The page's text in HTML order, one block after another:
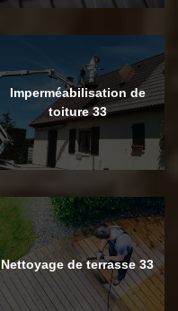
Imperméabilisation de
toiture 33
Nettoyage de terrasse 33